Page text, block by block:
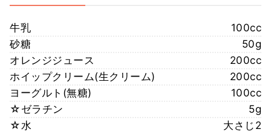
牛乳
100cc
砂糖
50g
オレンジジュース
200cc
ホイップクリーム(生クリーム)
200cc
ヨーグルト(無糖)
100cc
☆ゼラチン
5g
☆水
大さじ2